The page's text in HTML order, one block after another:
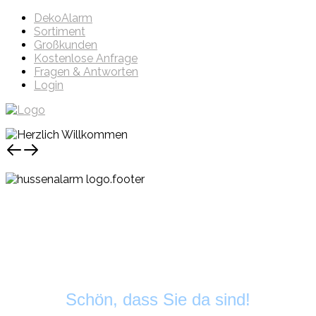
DekoAlarm
Sortiment
Großkunden
Kostenlose Anfrage
Fragen & Antworten
Login
Schön, dass Sie da sind!